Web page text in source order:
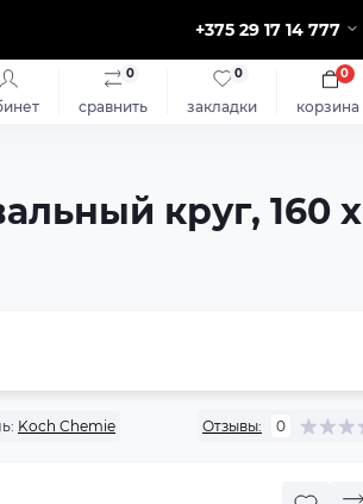
+375 29 17 14 777
сравнить
0
закладки
0
корзина
0
круг, 160 x
Koch Chemie Отзывы: 0